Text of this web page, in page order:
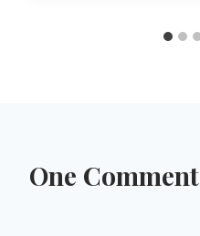
One Comment